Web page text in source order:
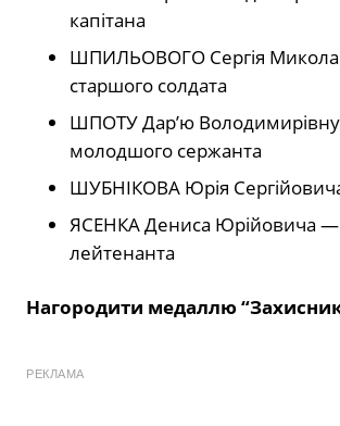
капітана
ШПИЛЬОВОГО Сергія
старшого солдата
ШПОТУ Дар’ю
молодшого сержанта
ШУБНІКОВА Юрія
ЯСЕНКА Дениса Юрійовича —
лейтенанта
Нагородити медаллю
РЕКЛАМА